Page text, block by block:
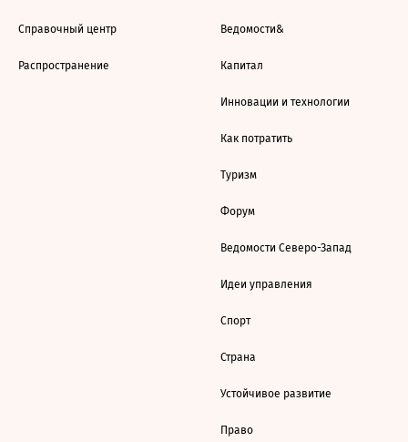
Справочный центр
Распространение
Ведомости&
Капитал
Инновации и технологии
Как потратить
Туризм
Форум
Ведомости Северо-Запад
Идеи управления
Спорт
Страна
Устойчивое развитие
Право